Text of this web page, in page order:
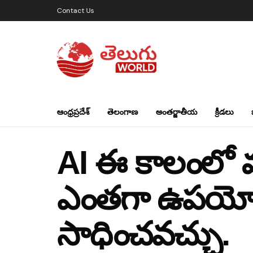
Contact Us
ఆంధ్రప్రదేశ్ తెలంగాణ అంతర్జాతీయ క్రీడలు
AI ఈ కాలంలో
ఎంతగా
సాధించవచ్చు.